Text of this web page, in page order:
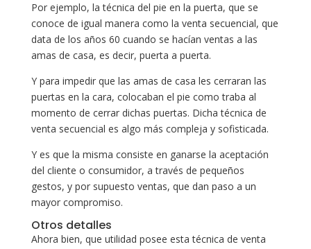
Por ejemplo, la técnica del pie en la puerta, que se
conoce de igual manera como la venta secuencial, que
data de los años 60 cuando se hacían ventas a las
amas de casa, es decir, puerta a puerta.
Y para impedir que las amas de casa les cerraran las
puertas en la cara, colocaban el pie como traba al
momento de cerrar dichas puertas. Dicha técnica de
venta secuencial es algo más compleja y sofisticada.
Y es que la misma consiste en ganarse la aceptación
del cliente o consumidor, a través de pequeños
gestos, y por supuesto ventas, que dan paso a un
mayor compromiso.
Otros detalles
Ahora bien, que utilidad posee esta técnica de venta